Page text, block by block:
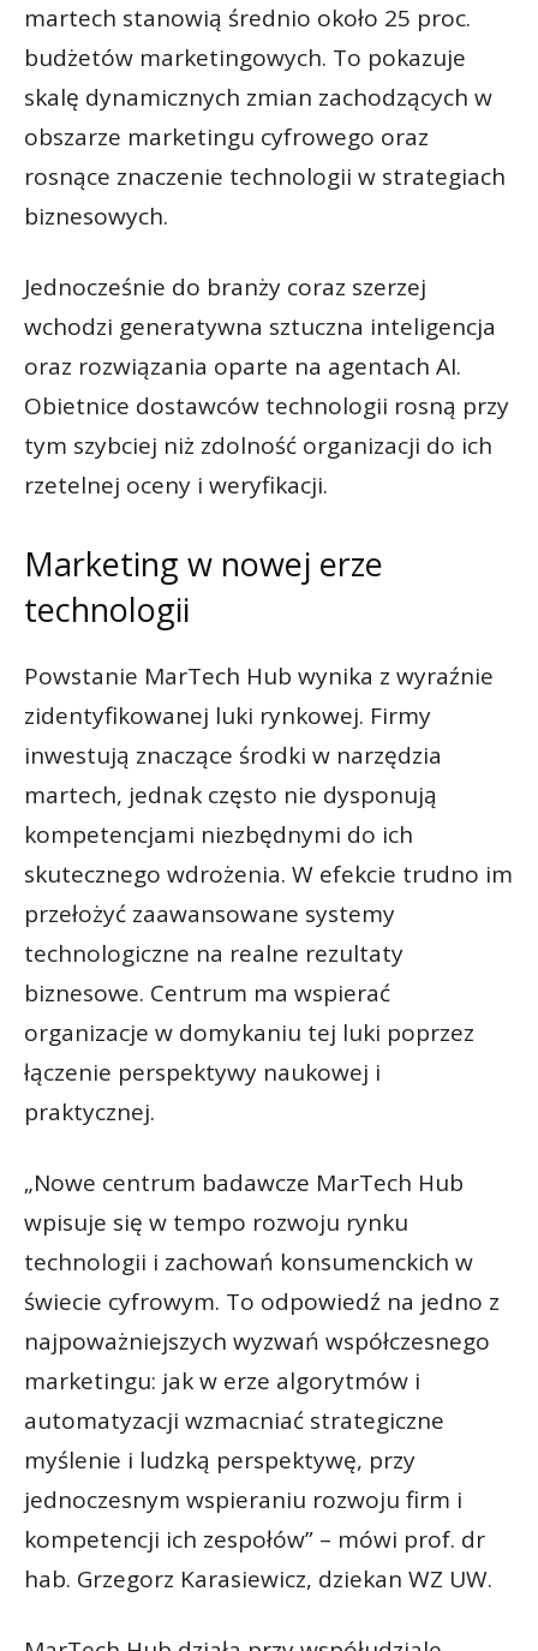
martech stanowią średnio około 25 proc.
budżetów marketingowych. To pokazuje
skalę dynamicznych zmian zachodzących w
obszarze marketingu cyfrowego oraz
rosnące znaczenie technologii w strategiach
biznesowych.
Jednocześnie do branży coraz szerzej
wchodzi generatywna sztuczna inteligencja
oraz rozwiązania oparte na agentach AI.
Obietnice dostawców technologii rosną przy
tym szybciej niż zdolność organizacji do ich
rzetelnej oceny i weryfikacji.
Marketing w nowej erze
technologii
Powstanie MarTech Hub wynika z wyraźnie
zidentyfikowanej luki rynkowej. Firmy
inwestują znaczące środki w narzędzia
martech, jednak często nie dysponują
kompetencjami niezbędnymi do ich
skutecznego wdrożenia. W efekcie trudno im
przełożyć zaawansowane systemy
technologiczne na realne rezultaty
biznesowe. Centrum ma wspierać
organizacje w domykaniu tej luki poprzez
łączenie perspektywy naukowej i
praktycznej.
„Nowe centrum badawcze MarTech Hub
wpisuje się w tempo rozwoju rynku
technologii i zachowań konsumenckich w
świecie cyfrowym. To odpowiedź na jedno z
najpoważniejszych wyzwań współczesnego
marketingu: jak w erze algorytmów i
automatyzacji wzmacniać strategiczne
myślenie i ludzką perspektywę, przy
jednoczesnym wspieraniu rozwoju firm i
kompetencji ich zespołów” – mówi prof. dr
hab. Grzegorz Karasiewicz, dziekan WZ UW.